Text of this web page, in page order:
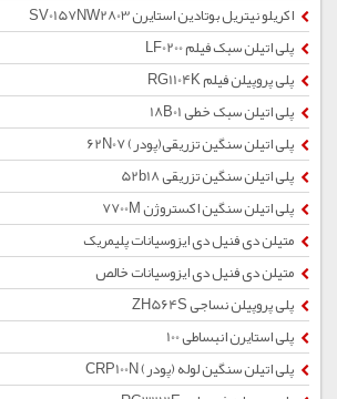
اکریلو نیتریل بوتادین استایرن SV0157NW2803
پلی اتیلن سبک فیلم LF0200
پلی پروپیلن فیلم RG1104K
پلی اتیلن سبک خطی 18B01
پلی اتیلن سنگین تزریقی(پودر) 62N07
پلی اتیلن سنگین تزریقی 52b18
پلی اتیلن سنگین اکستروژن 7700M
متیلن دی فنیل دی ایزوسیانات پلیمریک
متیلن دی فنیل دی ایزوسیانات خالص
پلی پروپیلن نساجی ZH564S
پلی استایرن انبساطی 100
پلی اتیلن سنگین لوله (پودر) CRP100N